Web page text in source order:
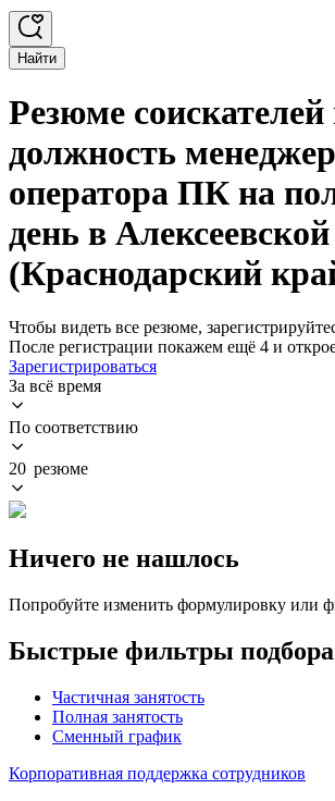
Найти
Резюме соискателей
должность
оператора ПК на
день в Алексеевской
(Краснодарский
Чтобы видеть все резюме,
После регистрации покажем ещё 4 и
Зарегистрироваться
За всё время
По соответствию
20 резюме
Ничего не нашлось
Попробуйте изменить формулировку или
Быстрые фильтры
Частичная занятость
Полная занятость
Сменный график
Корпоративная поддержка сотрудников